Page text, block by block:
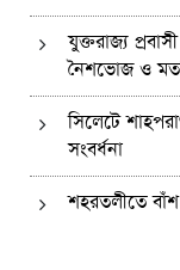
যুক্তরাজ্য
নৈশভোজ ও
সিলেটে
সংবর্ধনা
শহরতলীতে